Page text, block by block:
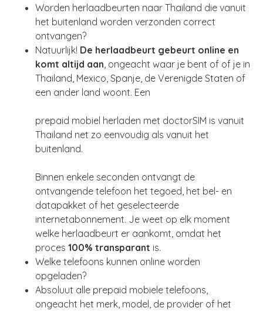
Worden herlaadbeurten naar Thailand die vanuit
het buitenland worden verzonden correct
ontvangen?
Natuurlijk! De herlaadbeurt gebeurt online en
komt altijd aan , ongeacht waar je bent of of je in
Thailand, Mexico, Spanje, de Verenigde Staten of
een ander land woont. Een
prepaid mobiel herladen met doctorSIM is vanuit
Thailand net zo eenvoudig als vanuit het
buitenland.
Binnen enkele seconden ontvangt de
ontvangende telefoon het tegoed, het bel- en
datapakket of het geselecteerde
internetabonnement. Je weet op elk moment
welke herlaadbeurt er aankomt, omdat het
proces 100% transparant is.
Welke telefoons kunnen online worden
opgeladen?
Absoluut alle prepaid mobiele telefoons,
ongeacht het merk, model, de provider of het